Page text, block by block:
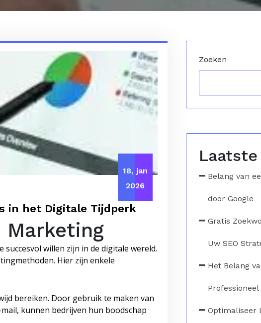
18, jan
2026
in het Digitale Tijdperk
Marketing
willen zijn in de digitale wereld.
Hier zijn enkele
bereiken. Door gebruik te maken van
kunnen bedrijven hun boodschap
Zoeken
Belang van
door Google
Gratis
Uw SEO
Het Belang
Optimaliseer